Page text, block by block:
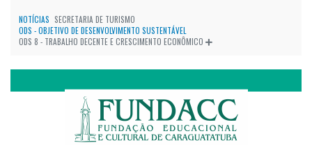
NOTÍCIAS SECRETARIA DE TURISMO
ODS - OBJETIVO DE DESENVOLVIMENTO SUSTENTÁVEL
ODS 8 - TRABALHO DECENTE E CRESCIMENTO ECONÔMICO